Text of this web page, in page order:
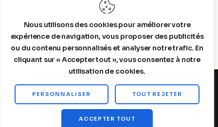
Nous utilisons des cookies pour améliorer votre
expérience de navigation, vous proposer des publicités
ou du contenu personnalisés et analyser notre trafic. En
cliquant sur « Accepter tout », vous consentez à notre
utilisation de cookies.
PERSONNALISER TOUT REJETER
ACCEPTER TOUT
Steelldy© 2026. All Rights Reserved.